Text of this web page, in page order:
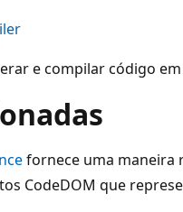
e compilar código
fornece uma maneira
CodeDOM que